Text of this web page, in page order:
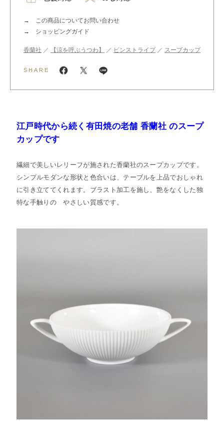
この商品についてお問い合わせ
ショッピングガイド
香蘭社 ／ 【涼を呼ぶうつわ】 ／ ピンストライプ／ スープカップ
SHARE
江戸時代から続く有田焼の老舗 香蘭社 のスープ
カップです
繊細で美しいレリーフが施された香蘭社のスープカップです。
シンプルモダンな形状と色合いは、テーブルを上品でおしゃれ
に引き立ててくれます。ブラスト加工を施し、艶をなくした独
特な手触りの やさしい質感です。